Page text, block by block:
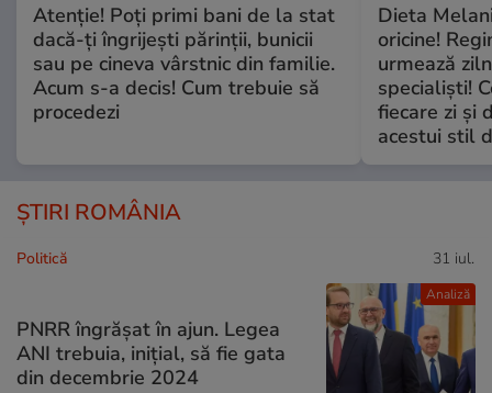
Atenție! Poți primi bani de la stat
dacă-ți îngrijești părinții, bunicii
sau pe cineva vârstnic din familie.
Acum s-a decis! Cum trebuie să
procedezi
Dieta
oricine!
urmează
specialiști!
fiecare zi și
acestui stil
ȘTIRI ROMÂNIA
Analiză
Politică 31 iul.
PNRR îngrășat în ajun. Legea
ANI trebuia, inițial, să fie gata
din decembrie 2024